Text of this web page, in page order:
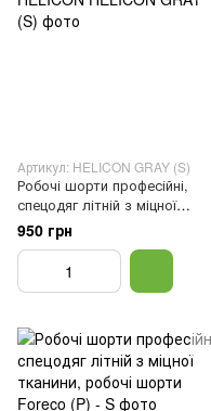
Артикул: HELICON GRAY (S)
Робочі шорти професійні,
спецодяг літній з міцної
тканини, робочі шорти
HELICON, 46
950 грн